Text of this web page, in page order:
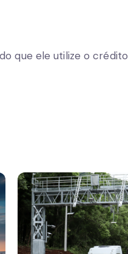
que ele utilize o crédito